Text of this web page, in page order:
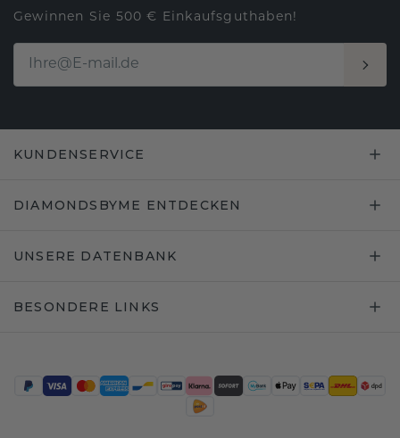
Gewinnen Sie 500 € Einkaufsguthaben!
KUNDENSERVICE
DIAMONDSBYME ENTDECKEN
UNSERE DATENBANK
BESONDERE LINKS